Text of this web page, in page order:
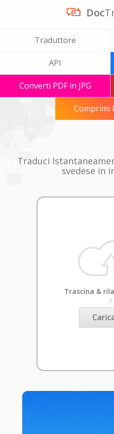
Doc
Traduttore
API
Converti PDF in JPG
Comprimi
Traduci
svedese in
Trascina &
o